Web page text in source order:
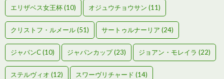
エリザベス女王杯(10) オジュウチョウサン (11)
クリストフ・ルメール(51) サートゥルナーリア (24)
ジャパンC(10) ジャパンカップ(23) ジョアン・モレイラ (22)
ステルヴィオ (12) スワーヴリチャード (14)